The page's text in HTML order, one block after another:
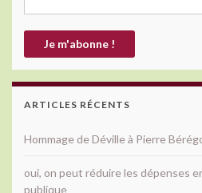
ARTICLES RÉCENTS
Hommage de Déville à Pierre
oui, on peut réduire les dépenses
publique